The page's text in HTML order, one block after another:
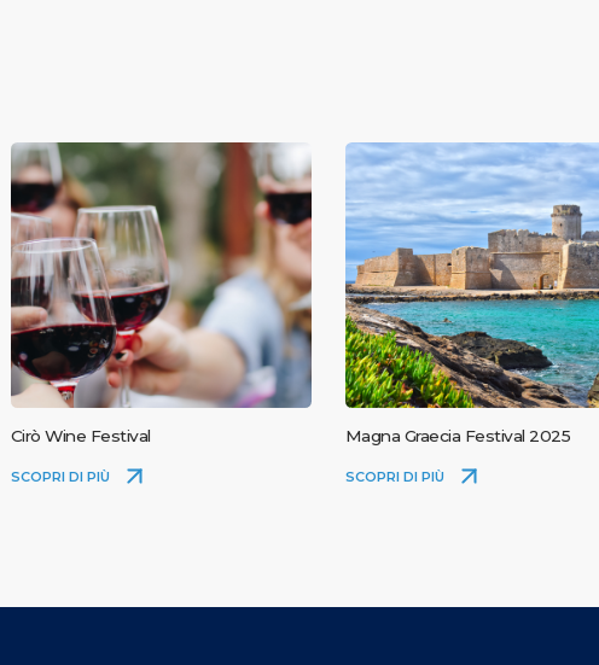
Cirò Wine Festival
SCOPRI DI PIÙ
Magna Graecia Festival 2025
SCOPRI DI PIÙ